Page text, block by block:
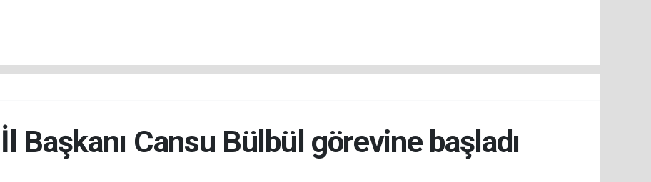
Başkanı Cansu Bülbül görevine başladı